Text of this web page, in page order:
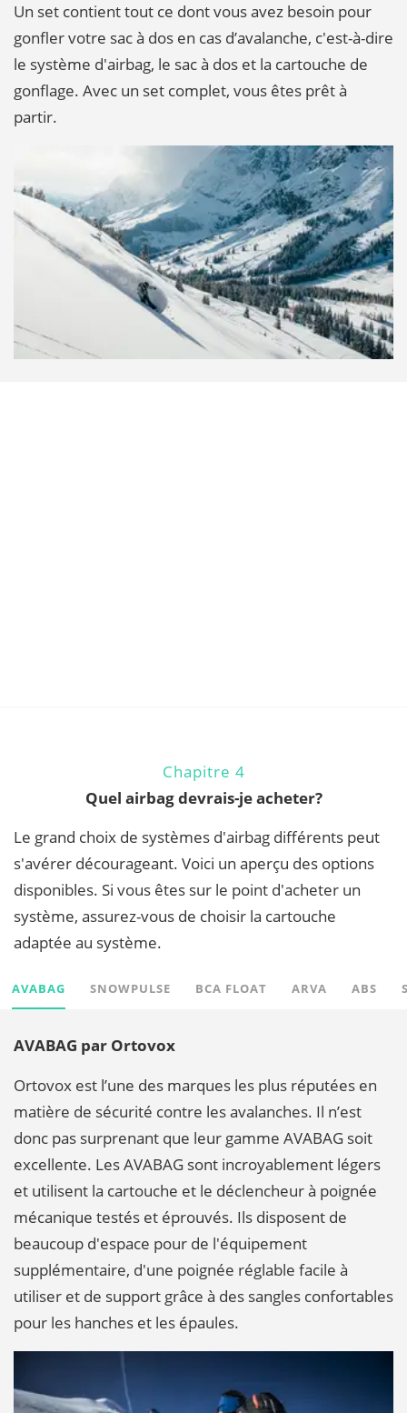
Un set contient tout ce dont vous avez besoin pour
gonfler votre sac à dos en cas d’avalanche, c'est-à-dire
le système d'airbag, le sac à dos et la cartouche de
gonflage. Avec un set complet, vous êtes prêt à
partir.
Chapitre 4
Quel airbag devrais-je acheter?
Le grand choix de systèmes d'airbag différents peut
s'avérer décourageant. Voici un aperçu des options
disponibles. Si vous êtes sur le point d'acheter un
système, assurez-vous de choisir la cartouche
adaptée au système.
AVABAG SNOWPULSE BCA FLOAT ARVA ABS
AVABAG par Ortovox
Ortovox est l’une des marques les plus réputées en
matière de sécurité contre les avalanches. Il n’est
donc pas surprenant que leur gamme AVABAG soit
excellente. Les AVABAG sont incroyablement légers
et utilisent la cartouche et le déclencheur à poignée
mécanique testés et éprouvés. Ils disposent de
beaucoup d'espace pour de l'équipement
supplémentaire, d'une poignée réglable facile à
utiliser et de support grâce à des sangles confortables
pour les hanches et les épaules.